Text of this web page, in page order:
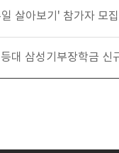
살아보기' 참가자 모
대 삼성기부장학금 신